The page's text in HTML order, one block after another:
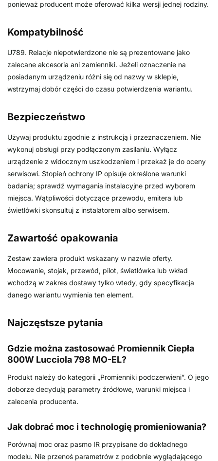
ponieważ producent może oferować kilka wersji jednej rodziny.
Kompatybilność
U789. Relacje niepotwierdzone nie są prezentowane jako
zalecane akcesoria ani zamienniki. Jeżeli oznaczenie na
posiadanym urządzeniu różni się od nazwy w sklepie,
wstrzymaj dobór części do czasu potwierdzenia wariantu.
Bezpieczeństwo
Używaj produktu zgodnie z instrukcją i przeznaczeniem. Nie
wykonuj obsługi przy podłączonym zasilaniu. Wyłącz
urządzenie z widocznym uszkodzeniem i przekaż je do oceny
serwisowi. Stopień ochrony IP opisuje określone warunki
badania; sprawdź wymagania instalacyjne przed wyborem
miejsca. Wątpliwości dotyczące przewodu, emitera lub
świetlówki skonsultuj z instalatorem albo serwisem.
Zawartość opakowania
Zestaw zawiera produkt wskazany w nazwie oferty.
Mocowanie, stojak, przewód, pilot, świetlówka lub wkład
wchodzą w zakres dostawy tylko wtedy, gdy specyfikacja
danego wariantu wymienia ten element.
Najczęstsze pytania
Gdzie można zastosować Promiennik Ciepła
800W Lucciola 798 MO-EL?
Produkt należy do kategorii „Promienniki podczerwieni”. O jego
doborze decydują parametry źródłowe, warunki miejsca i
zalecenia producenta.
Jak dobrać moc i technologię promieniowania?
Porównaj moc oraz pasmo IR przypisane do dokładnego
modelu. Nie przenoś parametrów z podobnie wyglądającego